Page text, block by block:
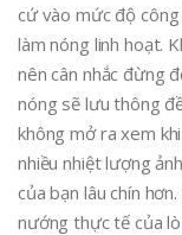
cứ vào mức độ
làm nóng linh hoạt.
nên cân nhắc đừng
nóng sẽ lưu thông
không mở ra xem
nhiều nhiệt lượng
của bạn lâu chín
nướng thực tế của